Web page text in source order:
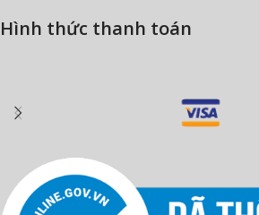
Hình thức thanh toán